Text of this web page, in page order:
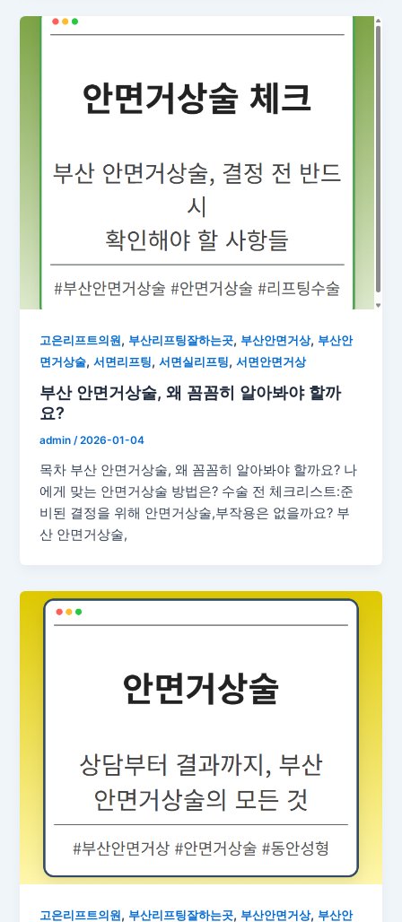
고은리프트의원, 부산리프팅잘하는곳, 부산안면거상, 부산안
면거상술,서면리프팅,서면실리프팅,서면안면거상
부산 안면거상술, 왜 꼼꼼히 알아봐야 할까
요?
admin/2026-01-04
목차 부산 안면거상술, 왜 꼼꼼히 알아봐야 할까요? 나
에게 맞는 안면거상술 방법은? 수술 전 체크리스트:준
비된 결정을 위해 안면거상술,부작용은 없을까요? 부
산 안면거상술,
고은리프트의원, 부산리프팅잘하는곳, 부산안면거상, 부산안